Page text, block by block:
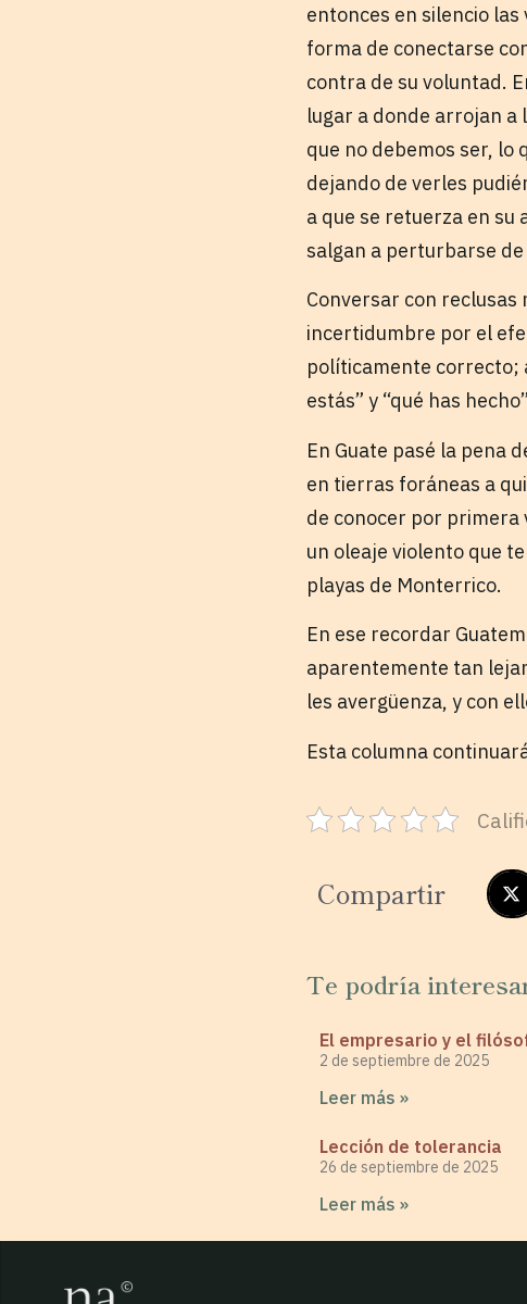
entonces en silencio
forma de conectarse
contra de su voluntad.
lugar a donde arrojan a
que no debemos ser, lo
dejando de verles
a que se retuerza en
salgan a perturbarse
Conversar con reclusas
incertidumbre por el
políticamente correcto;
estás” y “qué has
En Guate pasé la pena
en tierras foráneas a
de conocer por primera
un oleaje violento que
playas de Monterrico.
En ese recordar
aparentemente tan
les avergüenza, y con
Esta columna
Compartir
Te podría
El empresario y el
2 de septiembre de 2025
Leer más »
Lección de tolerancia
26 de septiembre de 2025
Leer más »